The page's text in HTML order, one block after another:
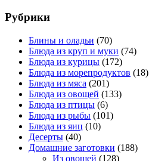
Рубрики
Блины и оладьи (70)
Блюда из круп и муки (74)
Блюда из курицы (172)
Блюда из морепродуктов (18)
Блюда из мяса (201)
Блюда из овощей (133)
Блюда из птицы (6)
Блюда из рыбы (101)
Блюда из яиц (10)
Десерты (40)
Домашние заготовки (188)
Из овощей (128)